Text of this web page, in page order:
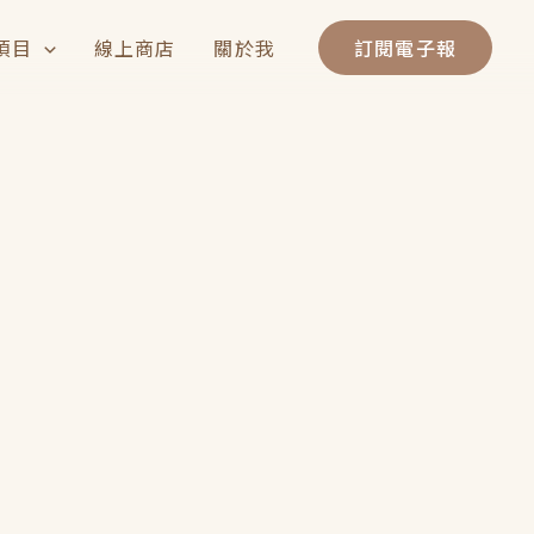
目 線上商店 關於我 訂閱電子報